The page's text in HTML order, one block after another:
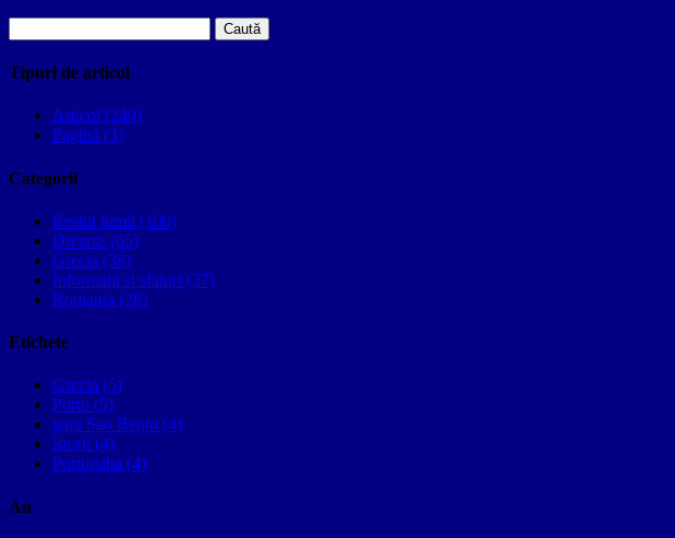
după:
Tipuri de articol
Articol (249)
Pagină (3)
Categorii
Restul lumii (100)
Diverse (65)
Grecia (38)
Informatii si sfaturi (37)
Romania (28)
Etichete
Grecia (5)
Porto (5)
gara Sao Bento (4)
istorii (4)
Portugalia (4)
An